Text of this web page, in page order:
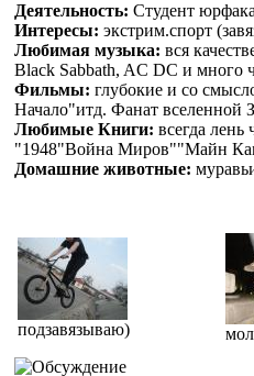
Деятельность: Студент
Интересы: экстрим.спорт
Любимая музыка: вся
Black Sabbath, AC DC и много
Фильмы: глубокие и со
Начало"итд. Фанат вселенной
Любимые Книги: всегда
"1948"Война Миров""Майн
Домашние животные:
подзавязываю)